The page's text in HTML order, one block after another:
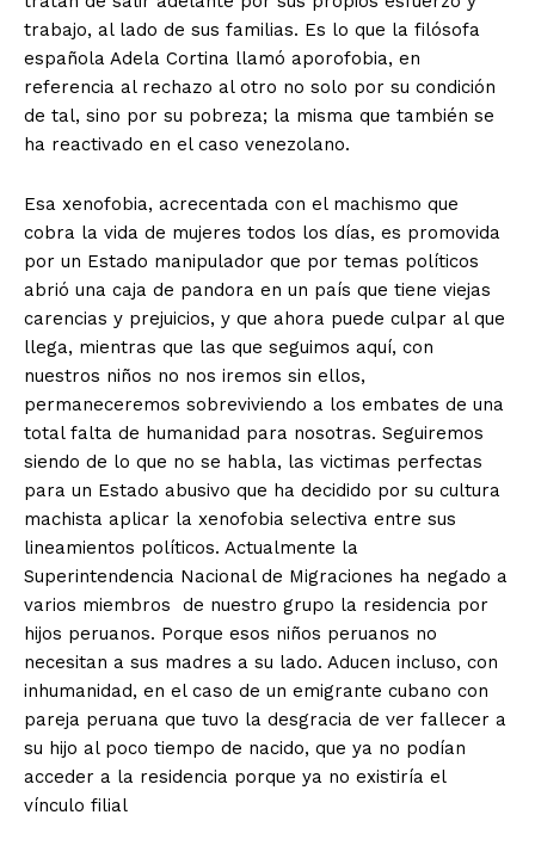
trabajo, al lado de sus familias. Es lo que la filósofa
española Adela Cortina llamó aporofobia, en
referencia al rechazo al otro no solo por su condición
de tal, sino por su pobreza; la misma que también se
ha reactivado en el caso venezolano.
Esa xenofobia, acrecentada con el machismo que
cobra la vida de mujeres todos los días, es promovida
por un Estado manipulador que por temas políticos
abrió una caja de pandora en un país que tiene viejas
carencias y prejuicios, y que ahora puede culpar al que
llega, mientras que las que seguimos aquí, con
nuestros niños no nos iremos sin ellos,
permaneceremos sobreviviendo a los embates de una
total falta de humanidad para nosotras. Seguiremos
siendo de lo que no se habla, las victimas perfectas
para un Estado abusivo que ha decidido por su cultura
machista aplicar la xenofobia selectiva entre sus
lineamientos políticos. Actualmente la
Superintendencia Nacional de Migraciones ha negado a
varios miembros de nuestro grupo la residencia por
hijos peruanos. Porque esos niños peruanos no
necesitan a sus madres a su lado. Aducen incluso, con
inhumanidad, en el caso de un emigrante cubano con
pareja peruana que tuvo la desgracia de ver fallecer a
su hijo al poco tiempo de nacido, que ya no podían
acceder a la residencia porque ya no existiría el
vínculo filial